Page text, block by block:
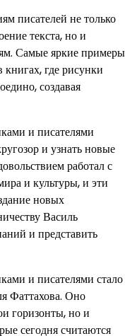
писателей не только
текста, но и
Самые яркие примеры
книгах, где рисунки
создавая
и писателями
и узнать новые
работал с
и культуры, и эти
новых
Василь
и представить
и писателями стало
Фаттахова. Оно
горизонты, но и
сегодня считаются